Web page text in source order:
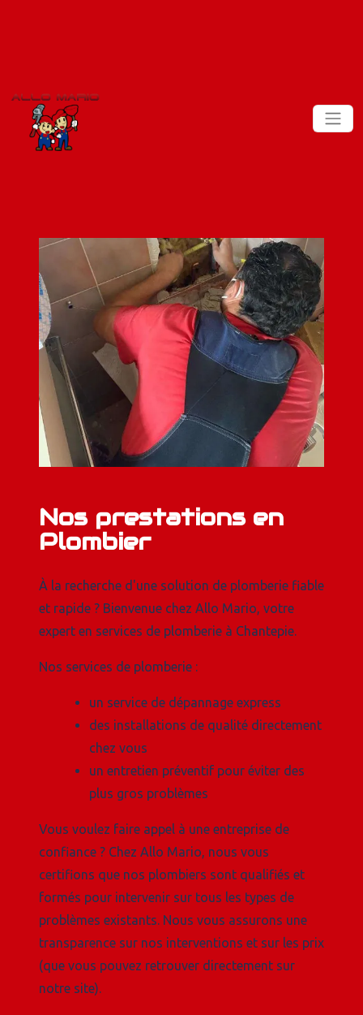
Nos prestations en
Plombier
À la recherche d'une solution de plomberie fiable
et rapide ? Bienvenue chez Allo Mario, votre
expert en services de plomberie à Chantepie.
Nos services de plomberie :
un service de dépannage express
des installations de qualité directement
chez vous
un entretien préventif pour éviter des
plus gros problèmes
Vous voulez faire appel à une entreprise de
confiance ? Chez Allo Mario, nous vous
certifions que nos plombiers sont qualifiés et
formés pour intervenir sur tous les types de
problèmes existants. Nous vous assurons une
transparence sur nos interventions et sur les prix
(que vous pouvez retrouver directement sur
notre site).